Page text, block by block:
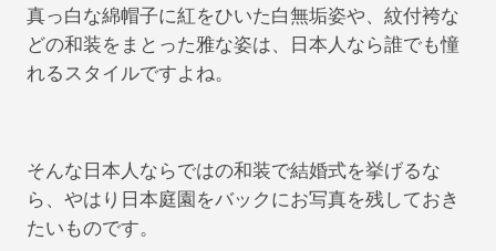
真っ白な綿帽子に紅をひいた白無垢姿や、紋付袴な
どの和装をまとった雅な姿は、日本人なら誰でも憧
れるスタイルですよね。
そんな日本人ならではの和装で結婚式を挙げるな
ら、やはり日本庭園をバックにお写真を残しておき
たいものです。